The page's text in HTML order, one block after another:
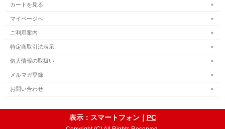
カートを見る
マイページへ
ご利用案内
特定商取引法表示
個人情報の取扱い
メルマガ登録
お問い合わせ
表示：スマートフォン｜ PC